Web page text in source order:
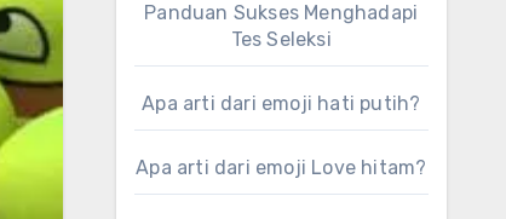
Panduan Sukses Menghadapi
Tes Seleksi
Apa arti dari emoji hati putih?
Apa arti dari emoji Love hitam?